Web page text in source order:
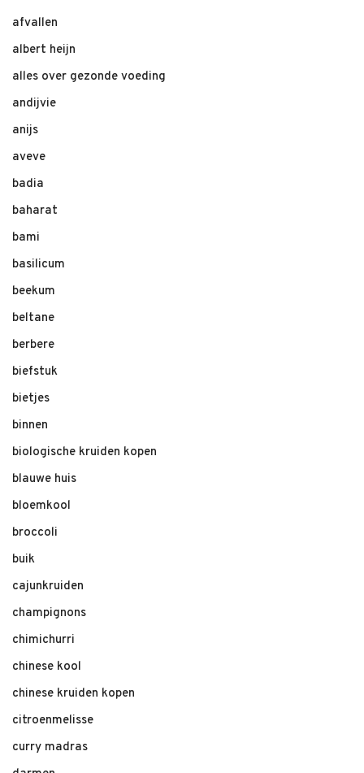
afvallen
albert heijn
alles over gezonde voeding
andijvie
anijs
aveve
badia
baharat
bami
basilicum
beekum
beltane
berbere
biefstuk
bietjes
binnen
biologische kruiden kopen
blauwe huis
bloemkool
broccoli
buik
cajunkruiden
champignons
chimichurri
chinese kool
chinese kruiden kopen
citroenmelisse
curry madras